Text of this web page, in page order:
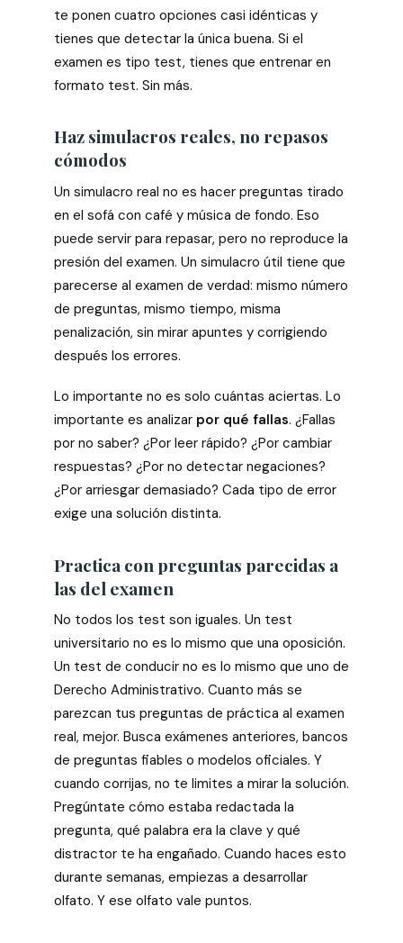
te ponen cuatro opciones casi idénticas y
tienes que detectar la única buena. Si el
examen es tipo test, tienes que entrenar en
formato test. Sin más.
Haz simulacros reales, no repasos
cómodos
Un simulacro real no es hacer preguntas tirado
en el sofá con café y música de fondo. Eso
puede servir para repasar, pero no reproduce la
presión del examen. Un simulacro útil tiene que
parecerse al examen de verdad: mismo número
de preguntas, mismo tiempo, misma
penalización, sin mirar apuntes y corrigiendo
después los errores.
Lo importante no es solo cuántas aciertas. Lo
importante es analizar por qué fallas. ¿Fallas
por no saber? ¿Por leer rápido? ¿Por cambiar
respuestas? ¿Por no detectar negaciones?
¿Por arriesgar demasiado? Cada tipo de error
exige una solución distinta.
Practica con preguntas parecidas a
las del examen
No todos los test son iguales. Un test
universitario no es lo mismo que una oposición.
Un test de conducir no es lo mismo que uno de
Derecho Administrativo. Cuanto más se
parezcan tus preguntas de práctica al examen
real, mejor. Busca exámenes anteriores, bancos
de preguntas fiables o modelos oficiales. Y
cuando corrijas, no te limites a mirar la solución.
Pregúntate cómo estaba redactada la
pregunta, qué palabra era la clave y qué
distractor te ha engañado. Cuando haces esto
durante semanas, empiezas a desarrollar
olfato. Y ese olfato vale puntos.